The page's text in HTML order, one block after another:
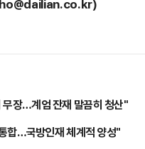
무장…계엄 잔재 말끔히 청산"
합…국방인재 체계적 양성"